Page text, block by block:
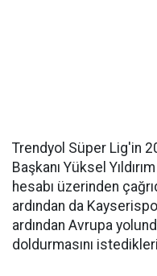
Trendyol Süper Lig'in
Başkanı Yüksel
hesabı üzerinden
ardından da
ardından Avrupa
doldurmasını